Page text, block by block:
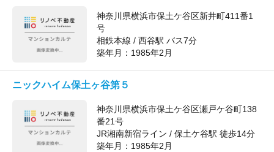
神奈川県横浜市保土ケ谷区新井町411番1
号
相鉄本線 / 西谷駅 バス7分
築年月： 1985年2月
ニックハイム保土ヶ谷第５
神奈川県横浜市保土ケ谷区瀬戸ケ谷町138
番21号
JR湘南新宿ライン / 保土ケ谷駅 徒歩14分
築年月： 1985年2月